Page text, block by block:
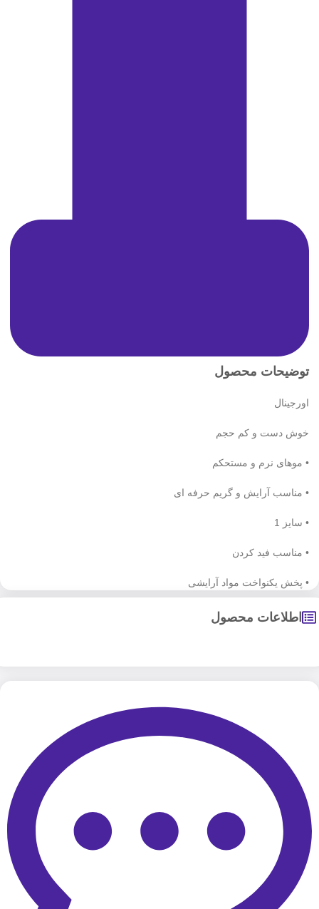
توضیحات محصول
اورجینال
خوش دست و کم حجم
• موهای نرم و مستحکم
• مناسب آرایش و گریم حرفه ای
• سایز 1
• مناسب فید کردن
• پخش یکنواخت مواد آرایشی
اطلاعات محصول